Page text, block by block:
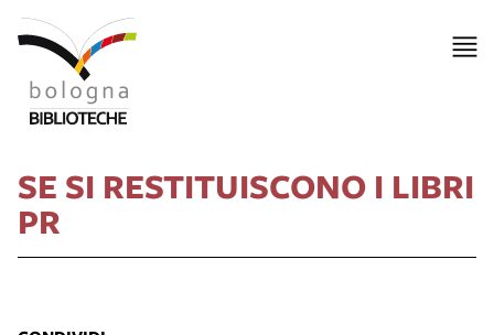
SE SI RESTITUISCONO I LIBRI
PR